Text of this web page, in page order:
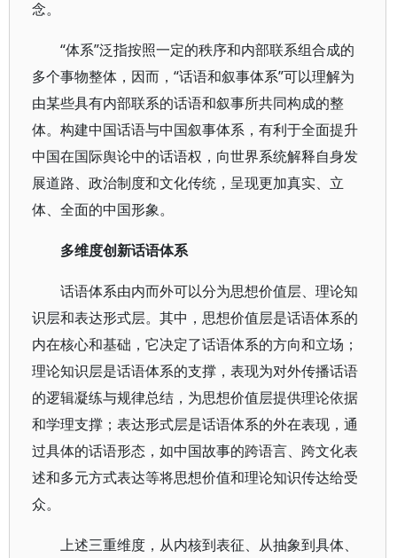
念。
“体系”泛指按照一定的秩序和内部联系组合成的
多个事物整体，因而，“话语和叙事体系”可以理解为
由某些具有内部联系的话语和叙事所共同构成的整
体。构建中国话语与中国叙事体系，有利于全面提升
中国在国际舆论中的话语权，向世界系统解释自身发
展道路、政治制度和文化传统，呈现更加真实、立
体、全面的中国形象。
多维度创新话语体系
话语体系由内而外可以分为思想价值层、理论知
识层和表达形式层。其中，思想价值层是话语体系的
内在核心和基础，它决定了话语体系的方向和立场；
理论知识层是话语体系的支撑，表现为对外传播话语
的逻辑凝练与规律总结，为思想价值层提供理论依据
和学理支撑；表达形式层是话语体系的外在表现，通
过具体的话语形态，如中国故事的跨语言、跨文化表
述和多元方式表达等将思想价值和理论知识传达给受
众。
上述三重维度，从内核到表征、从抽象到具体、